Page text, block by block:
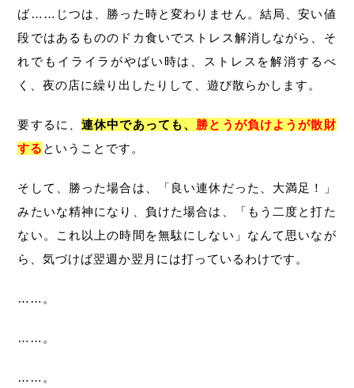
ば……じつは、勝った時と変わりません。結局、安い値
段ではあるもののドカ食いでストレス解消しながら、そ
れでもイライラがやばい時は、ストレスを解消するべ
く、夜の店に繰り出したりして、遊び散らかします。
要するに、連休中であっても、 勝とうが負けようが散財
する ということです。
そして、勝った場合は、「良い連休だった、大満足！」
みたいな精神になり、負けた場合は、「もう二度と打た
ない。これ以上の時間を無駄にしない」なんて思いなが
ら、気づけば翌週か翌月には打っているわけです。
……。
……。
……。